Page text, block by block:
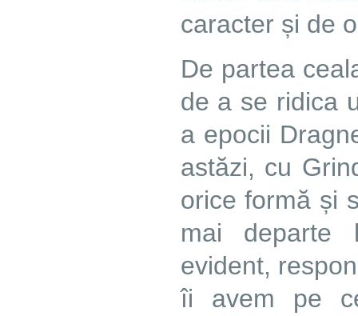
caracter și de
De partea
de a se ridica
a epocii
astăzi, cu
orice formă și
mai departe
evident,
îi avem pe